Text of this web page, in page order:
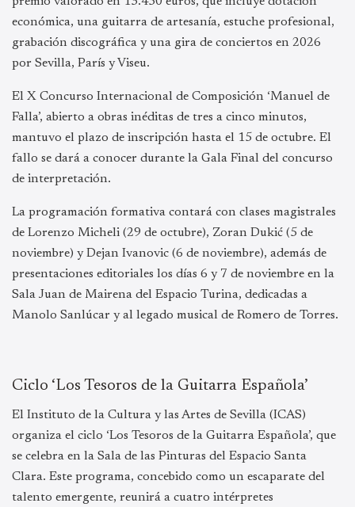
económica, una guitarra de artesanía, estuche profesional,
grabación discográfica y una gira de conciertos en 2026
por Sevilla, París y Viseu.
El X Concurso Internacional de Composición ‘Manuel de
Falla’, abierto a obras inéditas de tres a cinco minutos,
mantuvo el plazo de inscripción hasta el 15 de octubre. El
fallo se dará a conocer durante la Gala Final del concurso
de interpretación.
La programación formativa contará con clases magistrales
de Lorenzo Micheli (29 de octubre), Zoran Dukić (5 de
noviembre) y Dejan Ivanovic (6 de noviembre), además de
presentaciones editoriales los días 6 y 7 de noviembre en la
Sala Juan de Mairena del Espacio Turina, dedicadas a
Manolo Sanlúcar y al legado musical de Romero de Torres.
Ciclo ‘Los Tesoros de la Guitarra Española’
El Instituto de la Cultura y las Artes de Sevilla (ICAS)
organiza el ciclo ‘Los Tesoros de la Guitarra Española’, que
se celebra en la Sala de las Pinturas del Espacio Santa
Clara. Este programa, concebido como un escaparate del
talento emergente, reunirá a cuatro intérpretes